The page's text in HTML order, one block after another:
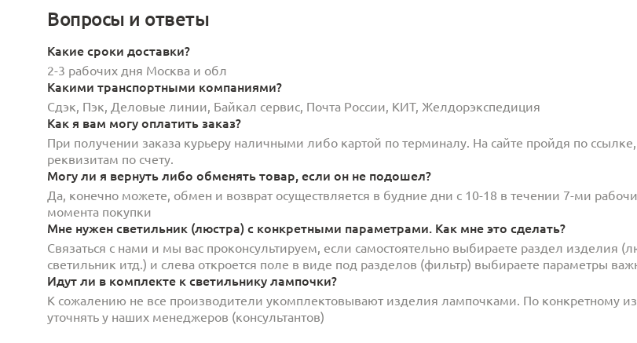
Вопросы и ответы
Какие сроки доставки?
2-3 рабочих дня Москва и обл
Какими транспортными компаниями?
Сдэк, Пэк, Деловые линии, Байкал сервис, Почта России, КИТ, Желдорэкспедиция
Как я вам могу оплатить заказ?
При получении заказа курьеру наличными либо картой по терминалу. На сайте пройдя по
реквизитам по счету.
Могу ли я вернуть либо обменять товар, если он не подошел?
Да, конечно можете, обмен и возврат осуществляется в будние дни с 10-18 в течении 7-ми
момента покупки
Мне нужен светильник (люстра) с конкретными параметрами. Как мне это сделать?
Связаться с нами и мы вас проконсультируем, если самостоятельно выбираете раздел изделия
светильник итд.) и слева откроется поле в виде под разделов (фильтр) выбираете параметры
Идут ли в комплекте к светильнику лампочки?
К сожалению не все производители укомплектовывают изделия лампочками. По конкретному
уточнять у наших менеджеров (консультантов)